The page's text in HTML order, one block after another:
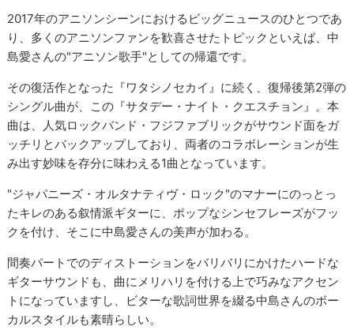
2017年のアニソンシーンにおけるビッグニュースのひとつであ
り、多くのアニソンファンを歓喜させたトピックといえば、中
島愛さんの"アニソン歌手"としての帰還です。
その復活作となった『ワタシノセカイ』に続く、復帰後第2弾の
シングル曲が、この『サタデー・ナイト・クエスチョン』。本
曲は、人気ロックバンド・フジファブリックがサウンド面をガ
ッチリとバックアップしており、両者のコラボレーションが生
み出す妙味を存分に味わえる1曲となっています。
"ジャパニーズ・オルタナティヴ・ロック"のマナーにのっとっ
たキレのある叙情派ギターに、ポップなシンセフレーズがフッ
クを付け、そこに中島愛さんの美声が加わる。
間奏パートでのディストーションをバリバリにかけたハードな
ギターサウンドも、曲にメリハリを付ける上で巧みなアクセン
トになっていますし、ビターな歌詞世界を綴る中島さんのボー
カルスタイルも素晴らしい。